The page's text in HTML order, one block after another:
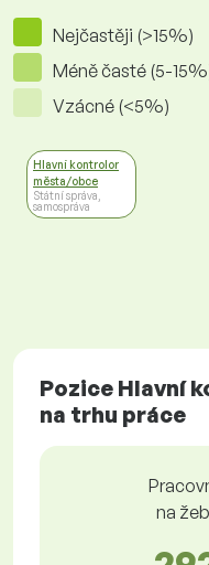
Nejčastěji (>15%)
Méně časté (5-
Vzácné (<5%)
Hlavní kontrolor
města/obce
Státní správa,
samospráva
Pozice Hlavní
na trhu práce
na